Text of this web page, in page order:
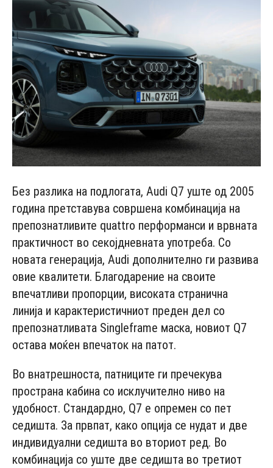
Без разлика на подлогата, Audi Q7 уште од 2005
година претставува совршена комбинација на
препознатливите quattro перформанси и врвната
практичност во секојдневната употреба. Со
новата генерација, Audi дополнително ги развива
овие квалитети. Благодарение на своите
впечатливи пропорции, високата странична
линија и карактеристичниот преден дел со
препознатливата Singleframe маска, новиот Q7
остава моќен впечаток на патот.
Во внатрешноста, патниците ги пречекува
пространа кабина со исклучително ниво на
удобност. Стандардно, Q7 е опремен со пет
седишта. За првпат, како опција се нудат и две
индивидуални седишта во вториот ред. Во
комбинација со уште две седишта во третиот